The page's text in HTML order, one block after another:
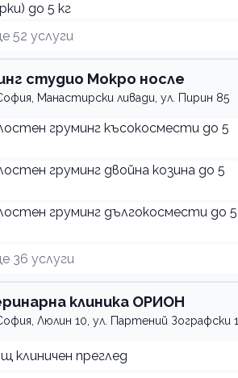
до 5 кг
52 услуги
студио Мокро носле
Манастирски ливади, ул. Пирин 85
груминг късокосмести до 5
груминг двойна козина до 5
груминг дългокосмести до 5
36 услуги
клиника ОРИОН
Люлин 10, ул. Партений Зографски 1
клиничен преглед